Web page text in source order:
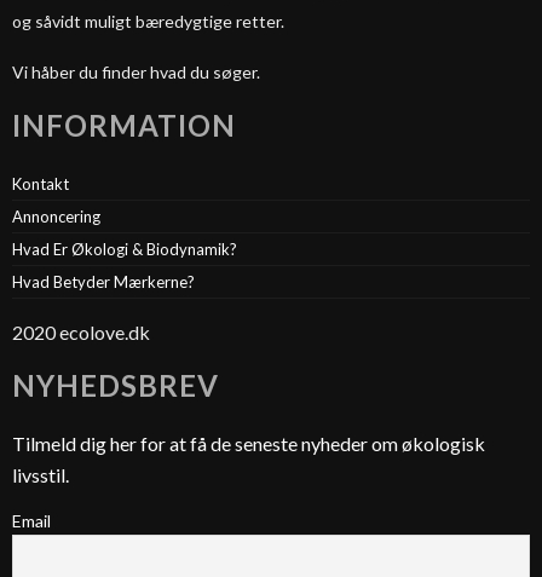
og såvidt muligt bæredygtige retter.
Vi håber du finder hvad du søger.
INFORMATION
Kontakt
Annoncering
Hvad Er Økologi & Biodynamik?
Hvad Betyder Mærkerne?
2020 ecolove.dk
NYHEDSBREV
Tilmeld dig her for at få de seneste nyheder om økologisk
livsstil.
Email